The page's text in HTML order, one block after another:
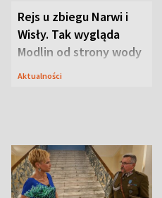
Rejs u zbiegu Narwi i
Wisły. Tak wygląda